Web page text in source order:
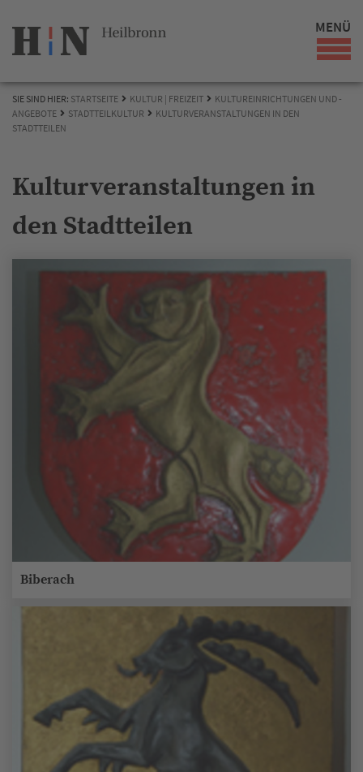
MENÜ
SIE SIND HIER: STARTSEITE KULTUR | FREIZEIT
KULTUREINRICHTUNGEN UND -
ANGEBOTE
STADTTEILKULTUR
KULTURVERANSTALTUNGEN IN DEN
STADTTEILEN
Kulturveranstaltungen in
den Stadtteilen
Biberach